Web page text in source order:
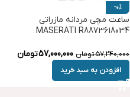
-0%
ساعت مچی مردانه مازراتی
MASERATI R8873618034
57,240,000تومان 57,000,000تومان
افزودن به سبد خرید